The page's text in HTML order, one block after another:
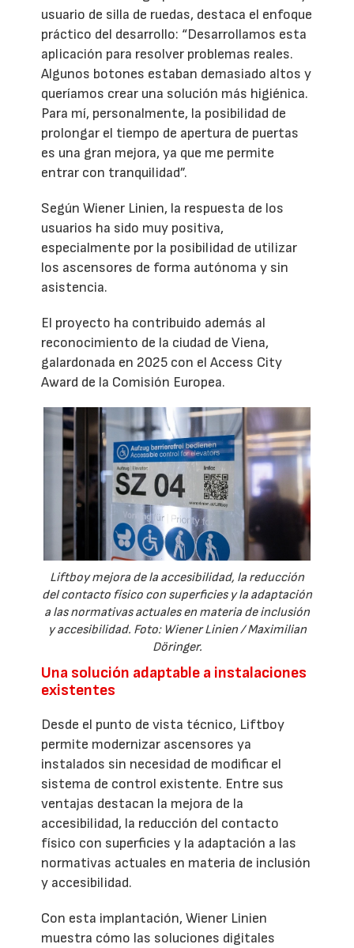
usuario de silla de ruedas, destaca el enfoque
práctico del desarrollo: “Desarrollamos esta
aplicación para resolver problemas reales.
Algunos botones estaban demasiado altos y
queríamos crear una solución más higiénica.
Para mí, personalmente, la posibilidad de
prolongar el tiempo de apertura de puertas
es una gran mejora, ya que me permite
entrar con tranquilidad”.
Según Wiener Linien, la respuesta de los
usuarios ha sido muy positiva,
especialmente por la posibilidad de utilizar
los ascensores de forma autónoma y sin
asistencia.
El proyecto ha contribuido además al
reconocimiento de la ciudad de Viena,
galardonada en 2025 con el Access City
Award de la Comisión Europea.
Liftboy mejora de la accesibilidad, la reducción
del contacto físico con superficies y la adaptación
a las normativas actuales en materia de inclusión
y accesibilidad. Foto: Wiener Linien / Maximilian
Döringer.
Una solución adaptable a instalaciones
existentes
Desde el punto de vista técnico, Liftboy
permite modernizar ascensores ya
instalados sin necesidad de modificar el
sistema de control existente. Entre sus
ventajas destacan la mejora de la
accesibilidad, la reducción del contacto
físico con superficies y la adaptación a las
normativas actuales en materia de inclusión
y accesibilidad.
Con esta implantación, Wiener Linien
muestra cómo las soluciones digitales